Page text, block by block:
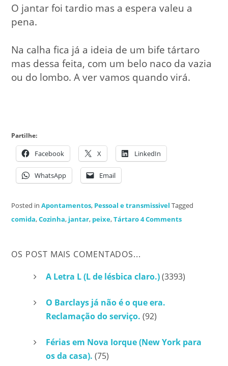
O jantar foi tardio mas a espera valeu a
pena.
Na calha fica já a ideia de um bife tártaro
mas dessa feita, com um belo naco da vazia
ou do lombo. A ver vamos quando virá.
Partilhe:
Facebook X LinkedIn
WhatsApp Email
Posted inApontamentos, Pessoal e transmissivel Tagged
comida,Cozinha, jantar, peixe,Tártaro4 Comments
OS POST MAIS COMENTADOS...
A Letra L (L de lésbica claro.)(3393)
O Barclays já não é o que era.
Reclamação do serviço. (92)
Férias em Nova Iorque (New York para
os da casa). (75)